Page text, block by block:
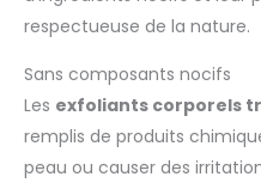
respectueuse de la nature.
Sans composants nocifs
Les exfoliants corporels
remplis de produits
peau ou causer des